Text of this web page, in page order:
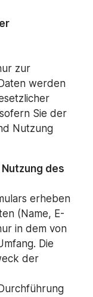
zur
werden
Sie der
Nutzung
des
erheben
(Name, E-
in dem von
Die
der